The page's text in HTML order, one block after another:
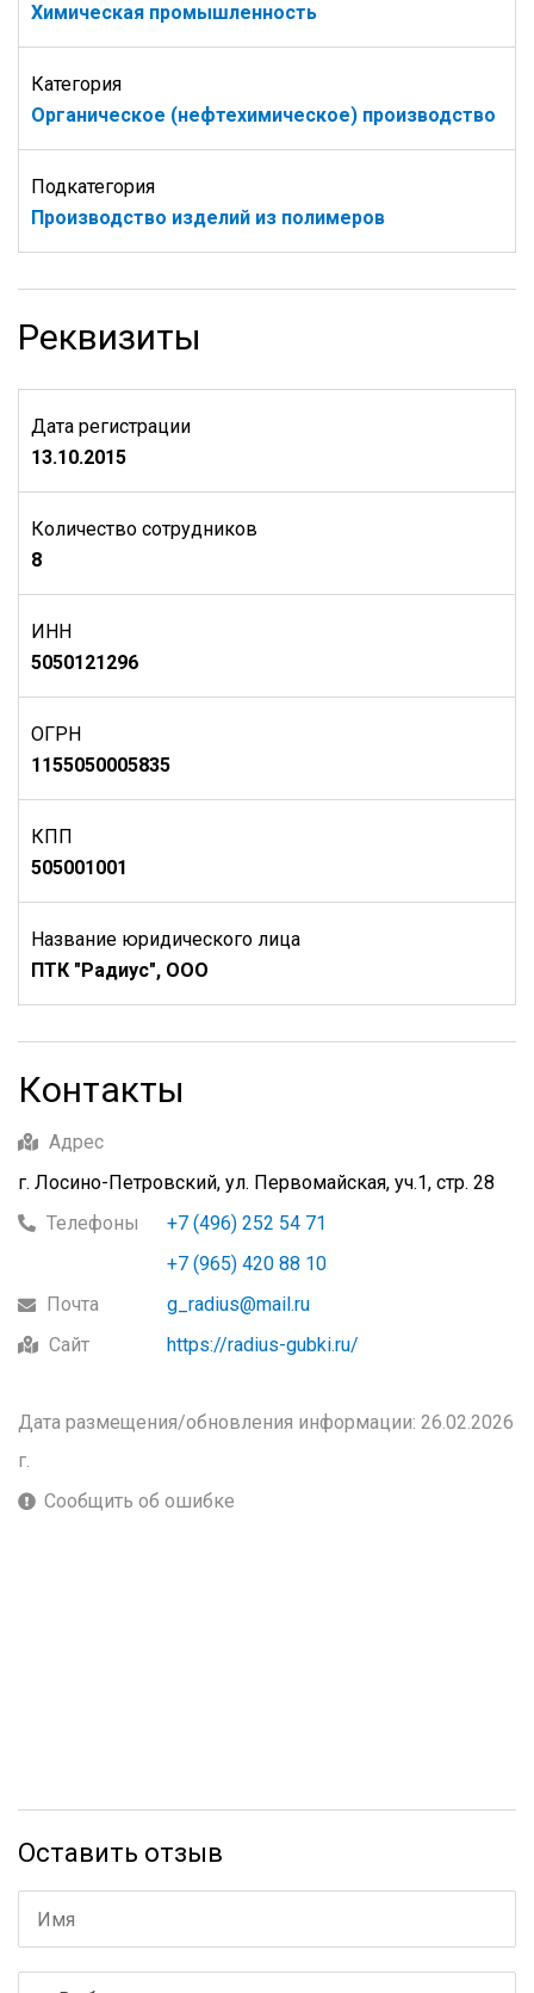
Химическая промышленность
Категория
Органическое (нефтехимическое) производство
Подкатегория
Производство изделий из полимеров
Реквизиты
Дата регистрации
13.10.2015
Количество сотрудников
8
ИНН
5050121296
ОГРН
1155050005835
КПП
505001001
Название юридического лица
ПТК "Радиус", ООО
Контакты
Адрес
г. Лосино-Петровский, ул. Первомайская, уч.1, стр. 28
Телефоны
+7 (496) 252 54 71
+7 (965) 420 88 10
Почта
g_radius@mail.ru
Сайт
https://radius-gubki.ru/
Дата размещения/обновления информации: 26.02.2026
г.
Сообщить об ошибке
Оставить отзыв